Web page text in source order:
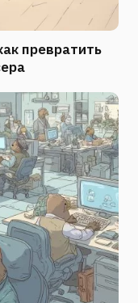
превратить